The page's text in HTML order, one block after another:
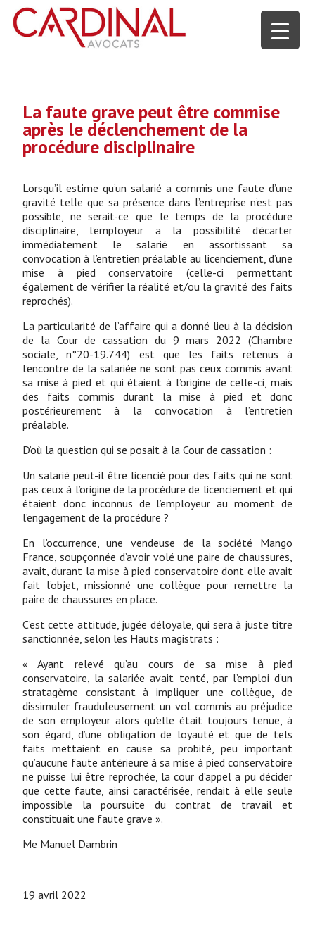
La faute grave peut être commise
après le déclenchement de la
procédure disciplinaire
Lorsqu’il estime qu’un salarié a commis une faute d’une
gravité telle que sa présence dans l’entreprise n’est pas
possible, ne serait-ce que le temps de la procédure
disciplinaire, l’employeur a la possibilité d’écarter
immédiatement le salarié en assortissant sa
convocation à l’entretien préalable au licenciement, d’une
mise à pied conservatoire (celle-ci permettant
également de vérifier la réalité et/ou la gravité des faits
reprochés).
La particularité de l’affaire qui a donné lieu à la décision
de la Cour de cassation du 9 mars 2022 (Chambre
sociale, n°20-19.744) est que les faits retenus à
l’encontre de la salariée ne sont pas ceux commis avant
sa mise à pied et qui étaient à l’origine de celle-ci, mais
des faits commis durant la mise à pied et donc
postérieurement à la convocation à l’entretien
préalable.
D’où la question qui se posait à la Cour de cassation :
Un salarié peut-il être licencié pour des faits qui ne sont
pas ceux à l’origine de la procédure de licenciement et qui
étaient donc inconnus de l’employeur au moment de
l’engagement de la procédure ?
En l’occurrence, une vendeuse de la société Mango
France, soupçonnée d’avoir volé une paire de chaussures,
avait, durant la mise à pied conservatoire dont elle avait
fait l’objet, missionné une collègue pour remettre la
paire de chaussures en place.
C’est cette attitude, jugée déloyale, qui sera à juste titre
sanctionnée, selon les Hauts magistrats :
« Ayant relevé qu’au cours de sa mise à pied
conservatoire, la salariée avait tenté, par l’emploi d’un
stratagème consistant à impliquer une collègue, de
dissimuler frauduleusement un vol commis au préjudice
de son employeur alors qu’elle était toujours tenue, à
son égard, d’une obligation de loyauté et que de tels
faits mettaient en cause sa probité, peu important
qu’aucune faute antérieure à sa mise à pied conservatoire
ne puisse lui être reprochée, la cour d’appel a pu décider
que cette faute, ainsi caractérisée, rendait à elle seule
impossible la poursuite du contrat de travail et
constituait une faute grave ».
Me Manuel Dambrin
19 avril 2022